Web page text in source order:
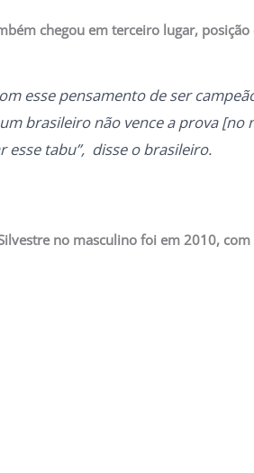
chegou em terceiro lugar, posição
esse pensamento de ser
brasileiro não vence a prova
esse tabu”, disse o brasileiro.
no masculino foi em 2010,